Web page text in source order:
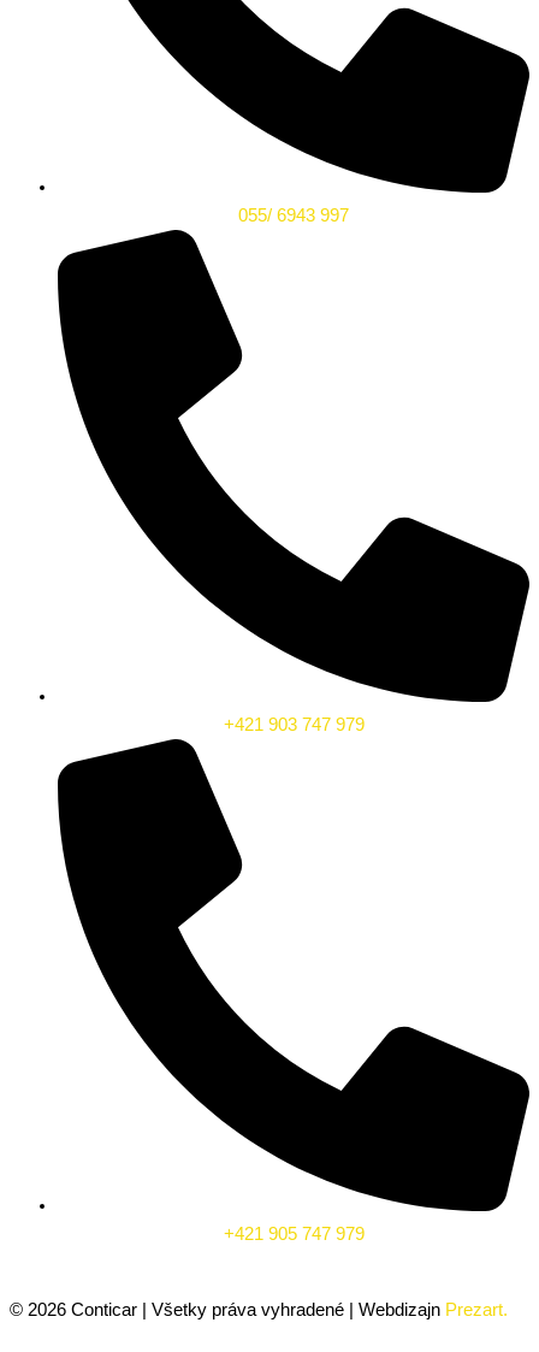
055/ 6943 997
+421 903 747 979
+421 905 747 979
© 2026 Conticar | Všetky práva vyhradené | Webdizajn Prezart.